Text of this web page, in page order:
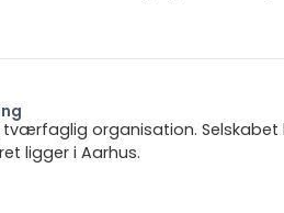
organisation. Selskabet
ligger i Aarhus.